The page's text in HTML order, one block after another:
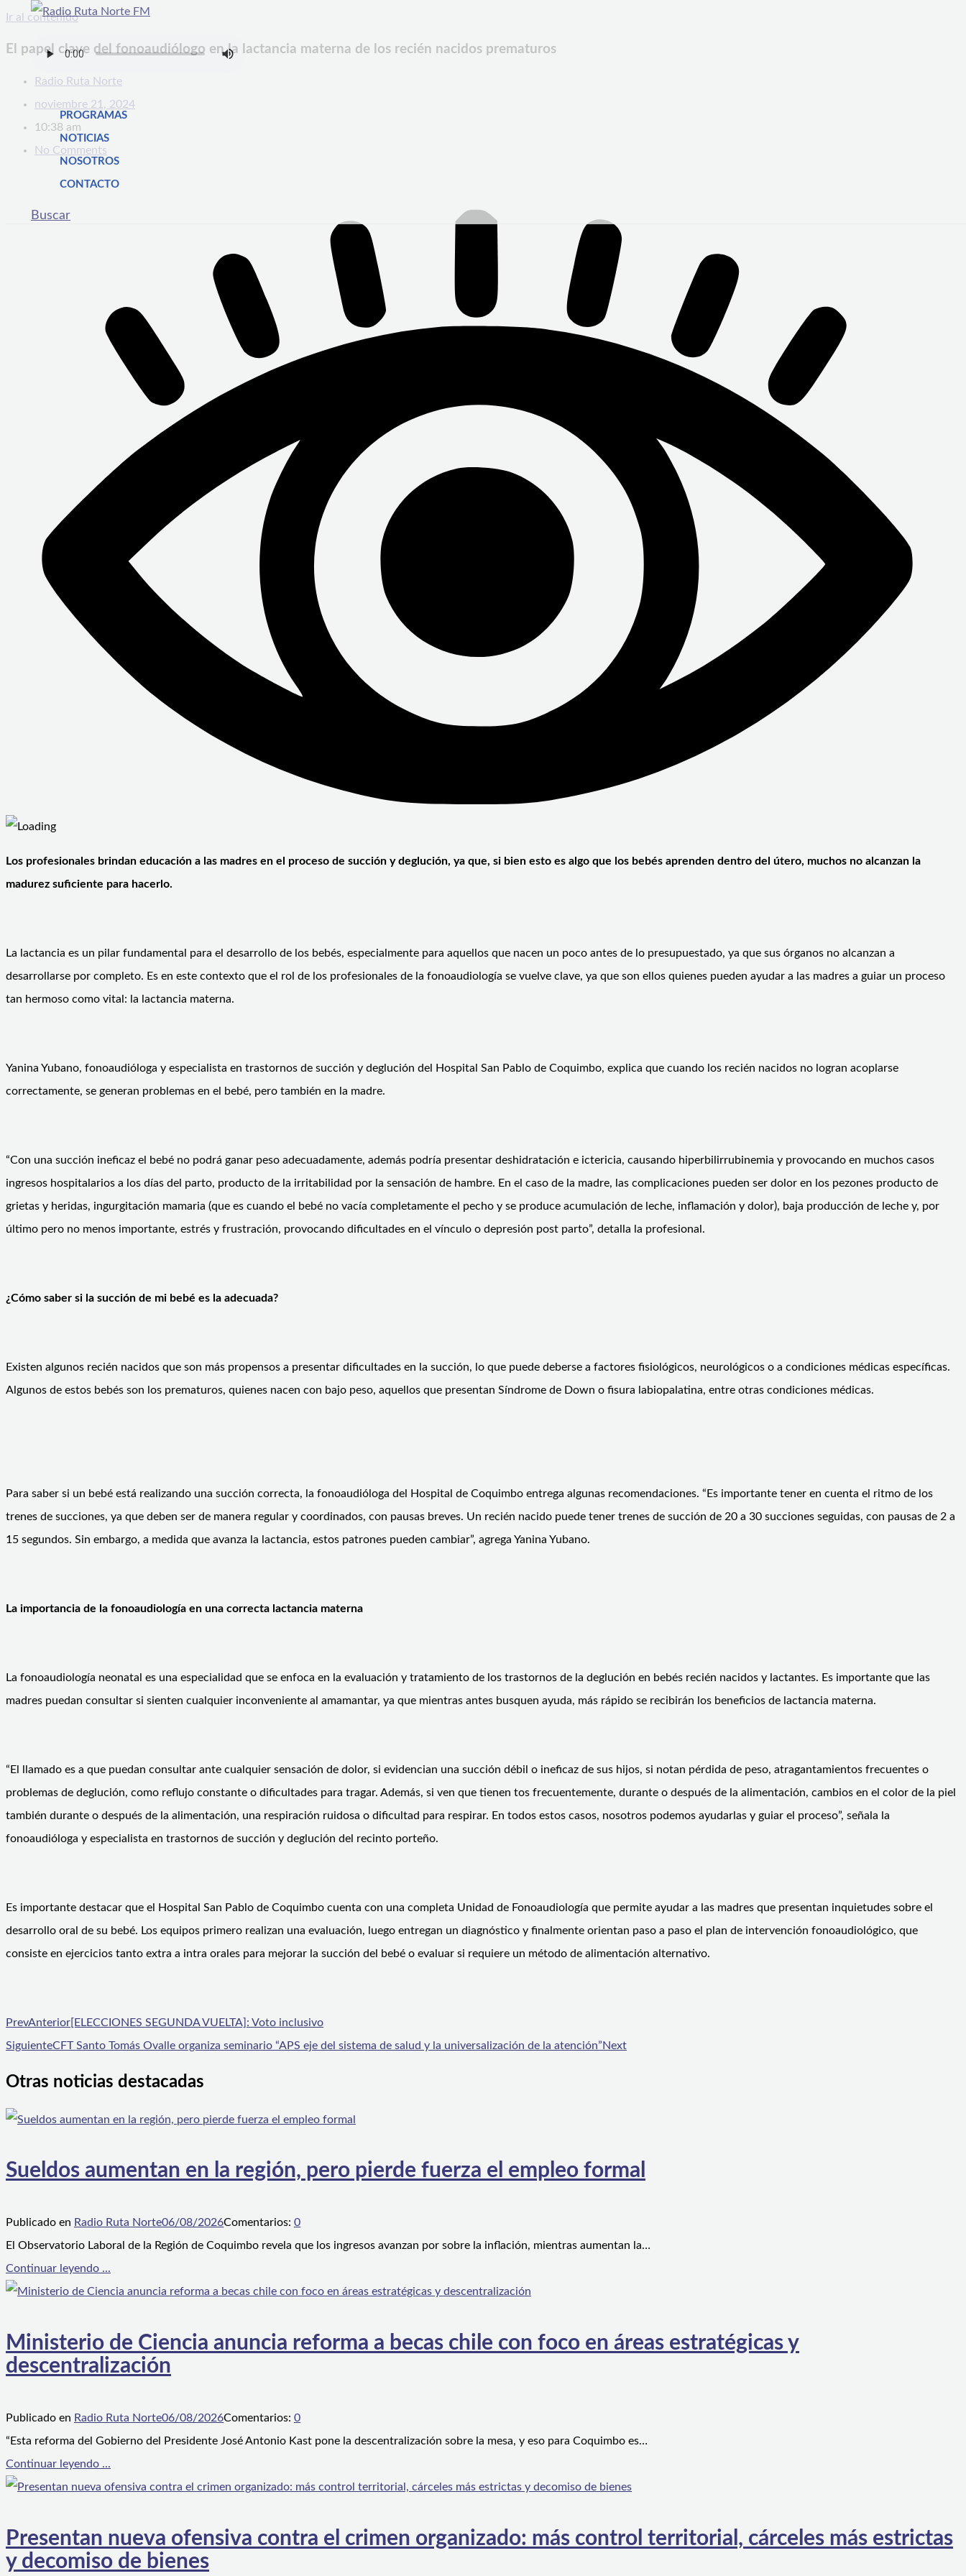
Ir al contenido
PROGRAMAS
NOTICIAS
NOSOTROS
CONTACTO
Buscar
El papel clave del fonoaudiólogo en la lactancia materna de los recién nacidos prematuros
Radio Ruta Norte
noviembre 21, 2024
10:38 am
No Comments
Los profesionales brindan educación a las madres en el proceso de succión y deglución, ya que, si bien esto es algo que los bebés aprenden dentro del útero, muchos no alcanzan la
madurez suficiente para hacerlo.
La lactancia es un pilar fundamental para el desarrollo de los bebés, especialmente para aquellos que nacen un poco antes de lo presupuestado, ya que sus órganos no alcanzan a
desarrollarse por completo. Es en este contexto que el rol de los profesionales de la fonoaudiología se vuelve clave, ya que son ellos quienes pueden ayudar a las madres a guiar un proceso
tan hermoso como vital: la lactancia materna.
Yanina Yubano, fonoaudióloga y especialista en trastornos de succión y deglución del Hospital San Pablo de Coquimbo, explica que cuando los recién nacidos no logran acoplarse
correctamente, se generan problemas en el bebé, pero también en la madre.
“Con una succión ineficaz el bebé no podrá ganar peso adecuadamente, además podría presentar deshidratación e ictericia, causando hiperbilirrubinemia y provocando en muchos casos
ingresos hospitalarios a los días del parto, producto de la irritabilidad por la sensación de hambre. En el caso de la madre, las complicaciones pueden ser dolor en los pezones producto de
grietas y heridas, ingurgitación mamaria (que es cuando el bebé no vacía completamente el pecho y se produce acumulación de leche, inflamación y dolor), baja producción de leche y, por
último pero no menos importante, estrés y frustración, provocando dificultades en el vínculo o depresión post parto”, detalla la profesional.
¿Cómo saber si la succión de mi bebé es la adecuada?
Existen algunos recién nacidos que son más propensos a presentar dificultades en la succión, lo que puede deberse a factores fisiológicos, neurológicos o a condiciones médicas específicas.
Algunos de estos bebés son los prematuros, quienes nacen con bajo peso, aquellos que presentan Síndrome de Down o fisura labiopalatina, entre otras condiciones médicas.
Para saber si un bebé está realizando una succión correcta, la fonoaudióloga del Hospital de Coquimbo entrega algunas recomendaciones. “Es importante tener en cuenta el ritmo de los
trenes de succiones, ya que deben ser de manera regular y coordinados, con pausas breves. Un recién nacido puede tener trenes de succión de 20 a 30 succiones seguidas, con pausas de 2 a
15 segundos. Sin embargo, a medida que avanza la lactancia, estos patrones pueden cambiar”, agrega Yanina Yubano.
La importancia de la fonoaudiología en una correcta lactancia materna
La fonoaudiología neonatal es una especialidad que se enfoca en la evaluación y tratamiento de los trastornos de la deglución en bebés recién nacidos y lactantes. Es importante que las
madres puedan consultar si sienten cualquier inconveniente al amamantar, ya que mientras antes busquen ayuda, más rápido se recibirán los beneficios de lactancia materna.
“El llamado es a que puedan consultar ante cualquier sensación de dolor, si evidencian una succión débil o ineficaz de sus hijos, si notan pérdida de peso, atragantamientos frecuentes o
problemas de deglución, como reflujo constante o dificultades para tragar. Además, si ven que tienen tos frecuentemente, durante o después de la alimentación, cambios en el color de la piel
también durante o después de la alimentación, una respiración ruidosa o dificultad para respirar. En todos estos casos, nosotros podemos ayudarlas y guiar el proceso”, señala la
fonoaudióloga y especialista en trastornos de succión y deglución del recinto porteño.
Es importante destacar que el Hospital San Pablo de Coquimbo cuenta con una completa Unidad de Fonoaudiología que permite ayudar a las madres que presentan inquietudes sobre el
desarrollo oral de su bebé. Los equipos primero realizan una evaluación, luego entregan un diagnóstico y finalmente orientan paso a paso el plan de intervención fonoaudiológico, que
consiste en ejercicios tanto extra a intra orales para mejorar la succión del bebé o evaluar si requiere un método de alimentación alternativo.
PrevAnterior[ELECCIONES SEGUNDA VUELTA]: Voto inclusivo
SiguienteCFT Santo Tomás Ovalle organiza seminario “APS eje del sistema de salud y la universalización de la atención”Next
Otras noticias destacadas
Sueldos aumentan en la región, pero pierde fuerza el empleo formal
Publicado en Radio Ruta Norte06/08/2026Comentarios: 0
El Observatorio Laboral de la Región de Coquimbo revela que los ingresos avanzan por sobre la inflación, mientras aumentan la…
Continuar leyendo ...
Ministerio de Ciencia anuncia reforma a becas chile con foco en áreas estratégicas y
descentralización
Publicado en Radio Ruta Norte06/08/2026Comentarios: 0
“Esta reforma del Gobierno del Presidente José Antonio Kast pone la descentralización sobre la mesa, y eso para Coquimbo es…
Continuar leyendo ...
Presentan nueva ofensiva contra el crimen organizado: más control territorial, cárceles más estrictas
y decomiso de bienes